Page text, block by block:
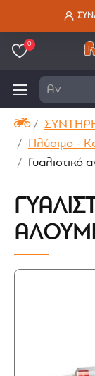
0
Αναζήτη
Πλύσιμο -
Γυαλιστικό